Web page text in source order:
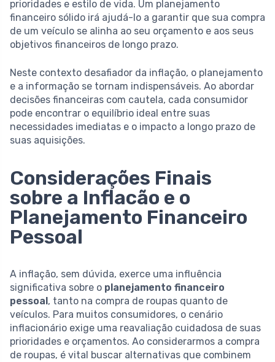
prioridades e estilo de vida. Um planejamento
financeiro sólido irá ajudá-lo a garantir que sua compra
de um veículo se alinha ao seu orçamento e aos seus
objetivos financeiros de longo prazo.
Neste contexto desafiador da inflação, o planejamento
e a informação se tornam indispensáveis. Ao abordar
decisões financeiras com cautela, cada consumidor
pode encontrar o equilíbrio ideal entre suas
necessidades imediatas e o impacto a longo prazo de
suas aquisições.
Considerações Finais
sobre a Inflacão e o
Planejamento Financeiro
Pessoal
A inflação, sem dúvida, exerce uma influência
significativa sobre o planejamento financeiro
pessoal, tanto na compra de roupas quanto de
veículos. Para muitos consumidores, o cenário
inflacionário exige uma reavaliação cuidadosa de suas
prioridades e orçamentos. Ao considerarmos a compra
de roupas, é vital buscar alternativas que combinem